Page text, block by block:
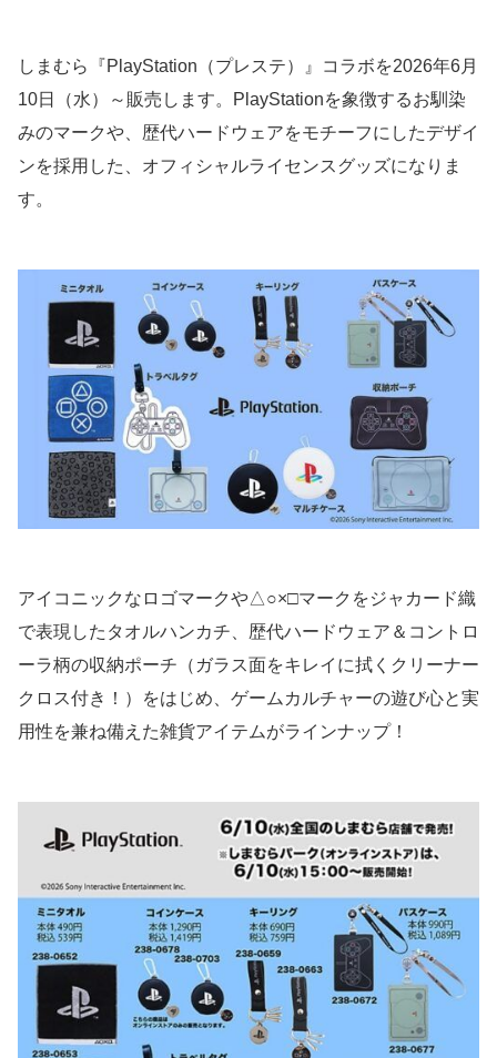
しまむら『PlayStation（プレステ）』コラボを2026年6月
10日（水）～販売します。PlayStationを象徴するお馴染
みのマークや、歴代ハードウェアをモチーフにしたデザイ
ンを採用した、オフィシャルライセンスグッズになりま
す。
アイコニックなロゴマークや△○×□マークをジャカード織
で表現したタオルハンカチ、歴代ハードウェア＆コントロ
ーラ柄の収納ポーチ（ガラス面をキレイに拭くクリーナー
クロス付き！）をはじめ、ゲームカルチャーの遊び心と実
用性を兼ね備えた雑貨アイテムがラインナップ！